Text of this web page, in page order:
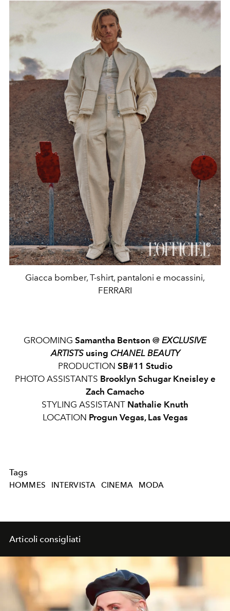
Giacca bomber, T-shirt, pantaloni e mocassini,
FERRARI
GROOMING Samantha Bentson @ EXCLUSIVE
ARTISTS using CHANEL BEAUTY
PRODUCTION SB#11 Studio
PHOTO ASSISTANTS Brooklyn Schugar Kneisley e
Zach Camacho
STYLING ASSISTANT Nathalie Knuth
LOCATION Progun Vegas, Las Vegas
Tags
HOMMES INTERVISTA CINEMA MODA
Articoli consigliati